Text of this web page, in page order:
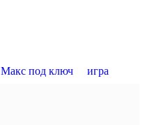
Макс под ключ
игра